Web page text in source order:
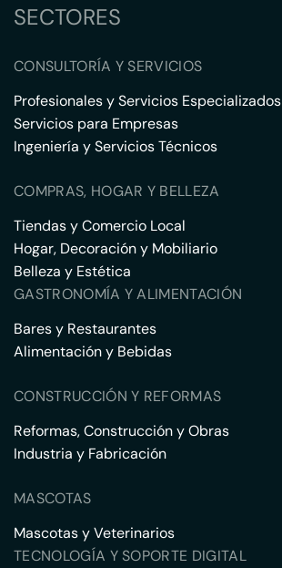
SECTORES
CONSULTORÍA Y SERVICIOS
Profesionales y Servicios Especializados
Servicios para Empresas
Ingeniería y Servicios Técnicos
COMPRAS, HOGAR Y BELLEZA
Tiendas y Comercio Local
Hogar, Decoración y Mobiliario
Belleza y Estética
GASTRONOMÍA Y ALIMENTACIÓN
Bares y Restaurantes
Alimentación y Bebidas
CONSTRUCCIÓN Y REFORMAS
Reformas, Construcción y Obras
Industria y Fabricación
MASCOTAS
Mascotas y Veterinarios
TECNOLOGÍA Y SOPORTE DIGITAL